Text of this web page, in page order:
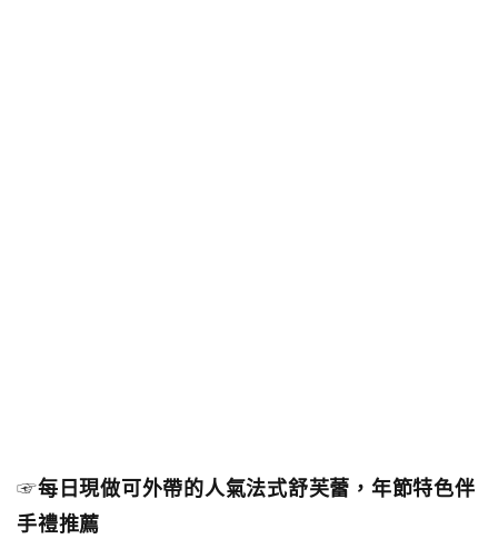
☞每日現做可外帶的人氣法式舒芙蕾，年節特色伴
手禮推薦